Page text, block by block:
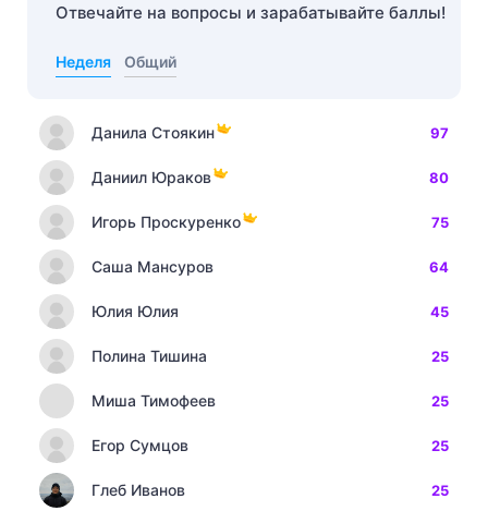
Отвечайте на вопросы и зарабатывайте баллы!
Неделя Общий
Данила Стоякин 97
Даниил Юраков 80
Игорь Проскуренко 75
Саша Мансуров 64
Юлия Юлия 45
Полина Тишина 25
Миша Тимофеев 25
Егор Сумцов 25
Глеб Иванов 25